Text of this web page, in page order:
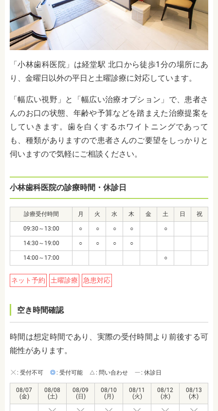
「小林歯科医院」は経堂駅 北口から徒歩1分の場所にあ
り、金曜日以外の平日と土曜診療に対応しています。
「幅広い視野」と「幅広い治療オプション」で、患者さ
んのお口の状態、年齢や予算などを踏まえた治療提案を
していきます。歯を白くするホワイトニングであって
も、種類がありますので患者さんのご要望をしっかりと
伺いますので気軽にご相談ください。
小林歯科医院の診療時間・休診日
診療受付時間 月 火 水 木 金 土 日 祝
09:30～13:00 ○ ○ ○ ○ ○
14:30～19:00 ○ ○ ○ ○
14:00～17:00 ○
ネット予約 土曜診療 急患対応
空き時間確認
時間は想定時間であり、実際の受付時間より前後する可
能性があります。
: 受付不可 : 受付可能 : 問い合わせ : 休診日
08/07
(金)
08/08
(土)
08/09
(日)
08/10
(月)
08/11
(火)
08/12
(水)
08/13
(木)